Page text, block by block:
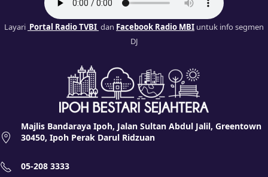
Layari Portal Radio TVBI dan Facebook Radio MBI untuk info segmen
DJ
Majlis Bandaraya Ipoh, Jalan Sultan Abdul Jalil, Greentown
30450, Ipoh Perak Darul Ridzuan
05-208 3333